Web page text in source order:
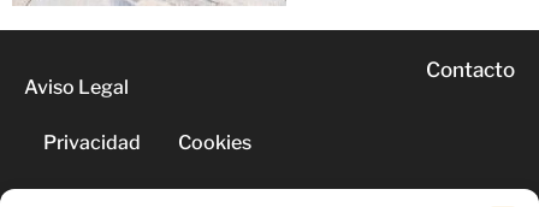
Aviso Legal
Privacidad Cookies
Contacto